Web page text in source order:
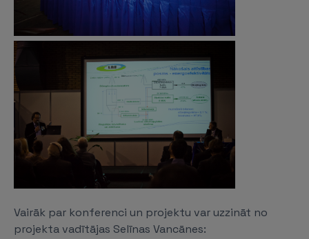
Vairāk par konferenci un projektu var uzzināt no
projekta vadītājas Selīnas Vancānes: